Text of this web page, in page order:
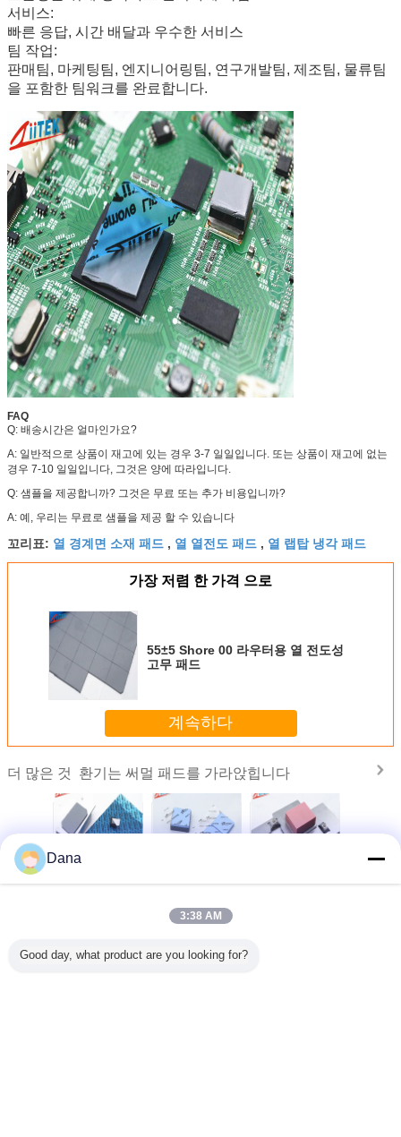
서비스:
빠른 응답, 시간 배달과 우수한 서비스
팀 작업:
판매팀, 마케팅팀, 엔지니어링팀, 연구개발팀, 제조팀, 물류팀
을 포함한 팀워크를 완료합니다.
FAQ
Q: 배송시간은 얼마인가요?
A: 일반적으로 상품이 재고에 있는 경우 3-7 일일입니다. 또는 상품이 재고에 없는
경우 7-10 일일입니다, 그것은 양에 따라입니다.
Q: 샘플을 제공합니까? 그것은 무료 또는 추가 비용입니까?
A: 예, 우리는 무료로 샘플을 제공 할 수 있습니다
꼬리표: 열 경계면 소재 패드 , 열 열전도 패드 , 열 랩탑 냉각 패드
가장 저렴 한 가격 으로
55±5 Shore 00 라우터용 열 전도성
고무 패드
계속하다
더 많은 것 환기는 써멀 패드를 가라앉힙니다
수하는
전원을
인기 회색
실리콘 헤드 싱크
을위한 열 패드
된 CPU 디스플레
지정 실리
Dana
3:38 AM
Good day, what product are you looking for?